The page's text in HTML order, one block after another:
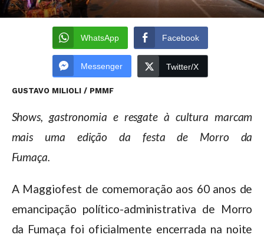
WhatsApp Facebook
Messenger Twitter/X
GUSTAVO MILIOLI / PMMF
Shows, gastronomia e resgate à cultura marcam
mais uma edição da festa de Morro da
Fumaça.
A Maggiofest de comemoração aos 60 anos de
emancipação político-administrativa de Morro
da Fumaça foi oficialmente encerrada na noite